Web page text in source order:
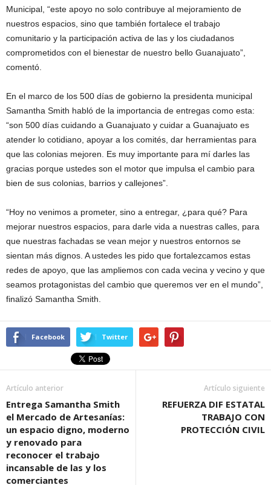
Municipal, “este apoyo no solo contribuye al mejoramiento de
nuestros espacios, sino que también fortalece el trabajo
comunitario y la participación activa de las y los ciudadanos
comprometidos con el bienestar de nuestro bello Guanajuato”,
comentó.
En el marco de los 500 días de gobierno la presidenta municipal
Samantha Smith habló de la importancia de entregas como esta:
“son 500 días cuidando a Guanajuato y cuidar a Guanajuato es
atender lo cotidiano, apoyar a los comités, dar herramientas para
que las colonias mejoren. Es muy importante para mí darles las
gracias porque ustedes son el motor que impulsa el cambio para
bien de sus colonias, barrios y callejones”.
“Hoy no venimos a prometer, sino a entregar, ¿para qué? Para
mejorar nuestros espacios, para darle vida a nuestras calles, para
que nuestras fachadas se vean mejor y nuestros entornos se
sientan más dignos. A ustedes les pido que fortalezcamos estas
redes de apoyo, que las ampliemos con cada vecina y vecino y que
seamos protagonistas del cambio que queremos ver en el mundo”,
finalizó Samantha Smith.
Facebook Twitter
Artículo anterior
Entrega Samantha Smith
el Mercado de Artesanías:
un espacio digno, moderno
y renovado para
reconocer el trabajo
incansable de las y los
comerciantes
Artículo siguiente
REFUERZA DIF ESTATAL
TRABAJO CON
PROTECCIÓN CIVIL